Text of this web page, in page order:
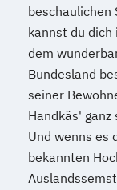
beschaulichen
kannst du
dem
Bundesland
seiner
Handkäs'
Und wenns es
bekannten